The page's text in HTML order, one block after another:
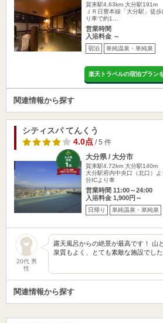
賀来駅4.63km 大分駅191m
ＪＲ日豊本線「大分駅」徒
り車で約1…
営業時間
入浴料金 ～
宿泊 単純温泉・単純泉
楽天トラベルの宿泊プラン
関連情報から探す
シティスパ てんくう
4.0点/ 5 件
大分県 / 大分市
賀来駅4.72km 大分駅140m
大分駅府内中央口（北口）
分ICより車
営業時間 11:00～24:00
入浴料金 1,900円～
日帰り 単純温泉・単純泉
20代 男
性
露天風呂からの絶景が最高です！ 山
泉質もよく、とても素敵な施設でした
関連情報から探す